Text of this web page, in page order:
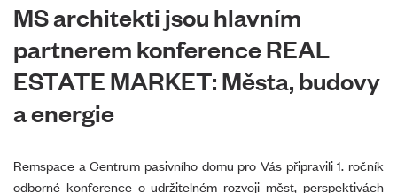
MS architekti jsou hlavním
partnerem konference REAL
ESTATE MARKET: Města, budovy
a energie
Remspace a Centrum pasivního domu pro Vás připravili 1. ročník
odborné konference o udržitelném rozvoji měst, perspektivách